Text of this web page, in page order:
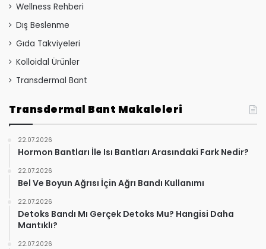
Wellness Rehberi
Dış Beslenme
Gıda Takviyeleri
Kolloidal Ürünler
Transdermal Bant
Transdermal Bant Makaleleri
22.07.2026
Hormon Bantları İle Isı Bantları Arasındaki Fark Nedir?
22.07.2026
Bel Ve Boyun Ağrısı İçin Ağrı Bandı Kullanımı
22.07.2026
Detoks Bandı Mı Gerçek Detoks Mu? Hangisi Daha
Mantıklı?
22.07.2026